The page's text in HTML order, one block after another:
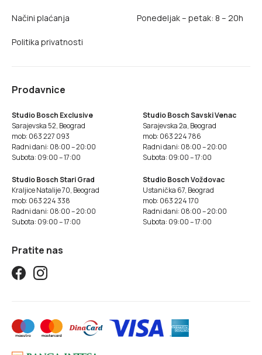
Načini plaćanja
Politika privatnosti
Ponedeljak – petak: 8 – 20h
Prodavnice
Studio Bosch Exclusive
Sarajevska 52, Beograd
mob: 063 227 093
Radni dani: 08:00 – 20:00
Subota: 09:00 – 17:00
Studio Bosch Savski Venac
Sarajevska 2a, Beograd
mob: 063 224 786
Radni dani: 08:00 – 20:00
Subota: 09:00 – 17:00
Studio Bosch Stari Grad
Kraljice Natalije 70, Beograd
mob: 063 224 338
Radni dani: 08:00 – 20:00
Subota: 09:00 – 17:00
Studio Bosch Voždovac
Ustanička 67, Beograd
mob: 063 224 170
Radni dani: 08:00 – 20:00
Subota: 09:00 – 17:00
Pratite nas